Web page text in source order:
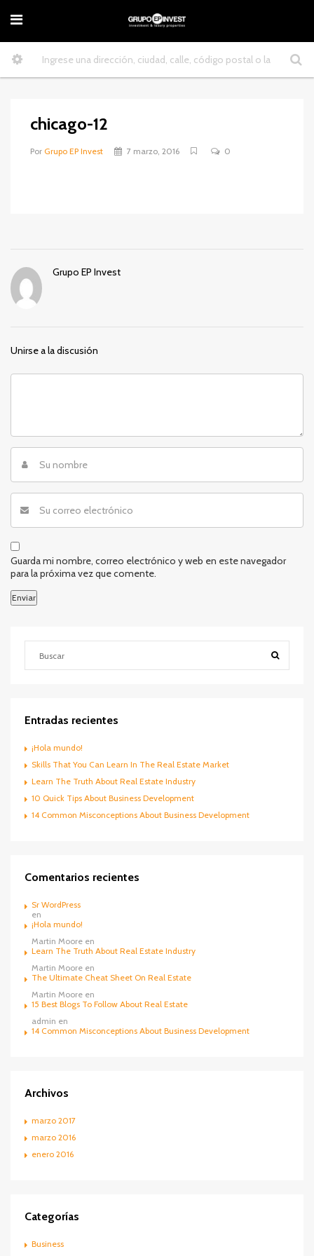
chicago-12
Por Grupo EP Invest 7 marzo, 2016 0
Grupo EP Invest
Unirse a la discusión
Guarda mi nombre, correo electrónico y web en este navegador
para la próxima vez que comente.
Entradas recientes
¡Hola mundo!
Skills That You Can Learn In The Real Estate Market
Learn The Truth About Real Estate Industry
10 Quick Tips About Business Development
14 Common Misconceptions About Business Development
Comentarios recientes
Sr WordPress
en
¡Hola mundo!
Martin Moore en
Learn The Truth About Real Estate Industry
Martin Moore en
The Ultimate Cheat Sheet On Real Estate
Martin Moore en
15 Best Blogs To Follow About Real Estate
admin en
14 Common Misconceptions About Business Development
Archivos
marzo 2017
marzo 2016
enero 2016
Categorías
Business